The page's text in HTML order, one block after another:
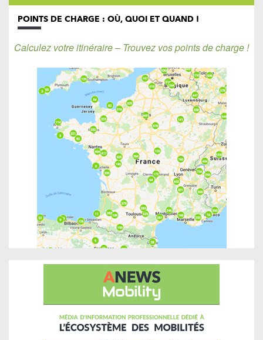
POINTS DE CHARGE : OÙ, QUOI ET QUAND !
Calculez votre itinéraire – Trouvez vos points de charge !